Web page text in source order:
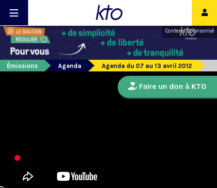
Contenu sponsorisé
Émissions Agenda Agenda du 07 au 13 avril 2012
Faire un don à KTO